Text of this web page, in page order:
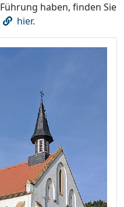
haben, finden Sie
hier.